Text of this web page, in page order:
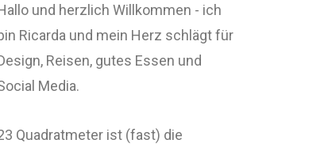
und herzlich Willkommen - ich
Ricarda und mein Herz schlägt für
Reisen, gutes Essen und
Media.
Quadratmeter ist (fast) die